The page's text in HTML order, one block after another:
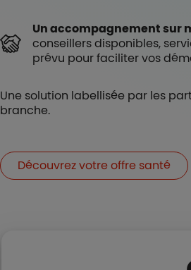
Un accompagnement sur
conseillers disponibles,
prévu pour faciliter vos
Une solution labellisée par les
branche.
Découvrez votre offre santé